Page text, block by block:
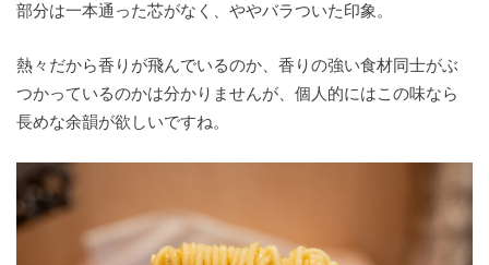
部分は一本通った芯がなく、ややバラついた印象。
熱々だから香りが飛んでいるのか、香りの強い食材同士がぶ
つかっているのかは分かりませんが、個人的にはこの味なら
長めな余韻が欲しいですね。